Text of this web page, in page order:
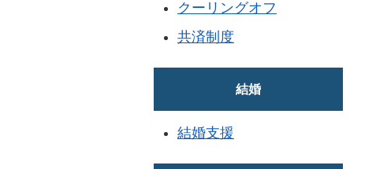
クーリングオフ
共済制度
結婚
結婚支援